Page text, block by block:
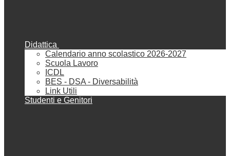
Didattica
Calendario anno scolastico 2026-2027
Scuola Lavoro
ICDL
BES - DSA - Diversabilità
Link Utili
Studenti e Genitori